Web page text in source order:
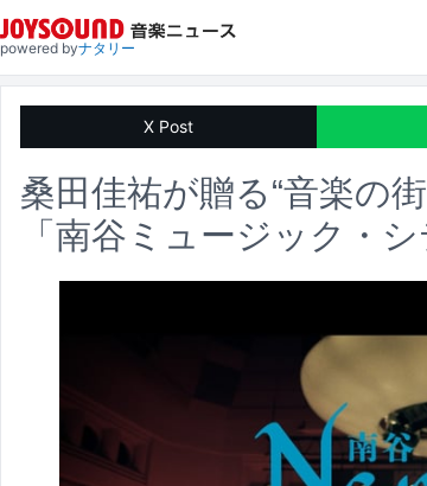
powered byナタリー
X Post
桑田佳祐が贈る“音楽の
「南谷ミュージック・